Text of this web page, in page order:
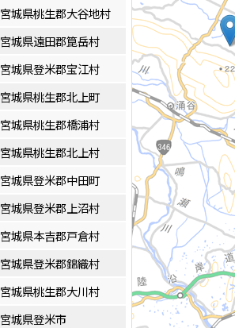
宮城県桃生郡大谷地村
宮城県遠田郡箟岳村
宮城県登米郡宝江村
宮城県桃生郡北上町
宮城県桃生郡橋浦村
宮城県桃生郡北上村
宮城県登米郡中田町
宮城県登米郡上沼村
宮城県本吉郡戸倉村
宮城県登米郡錦織村
宮城県桃生郡大川村
宮城県登米市